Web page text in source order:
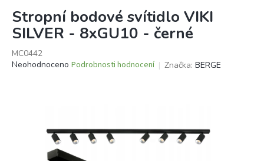
Stropní bodové svítidlo VIKI
SILVER - 8xGU10 - černé
MC0442
Průměrné
Neohodnoceno Podrobnosti hodnocení Značka: BERGE